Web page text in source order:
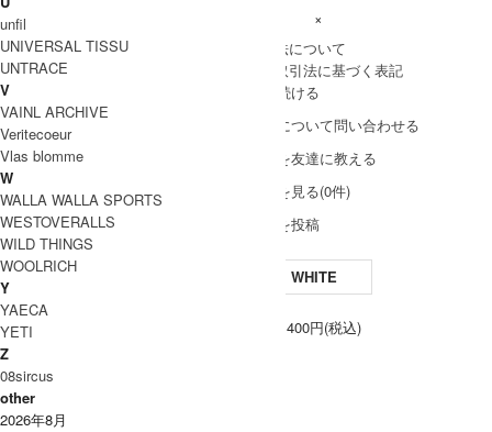
×
» 採寸方法について
» 特定商取引法に基づく表記
買い物を続ける
この商品について問い合わせる
この商品を友達に教える
レビューを見る(0件)
レビューを投稿
WHITE
26,400円(税込)
unfil
UNIVERSAL TISSU
UNTRACE
V
VAINL ARCHIVE
Veritecoeur
Vlas blomme
W
WALLA WALLA SPORTS
WESTOVERALLS
WILD THINGS
WOOLRICH
Y
YAECA
YETI
Z
08sircus
other
2026年8月